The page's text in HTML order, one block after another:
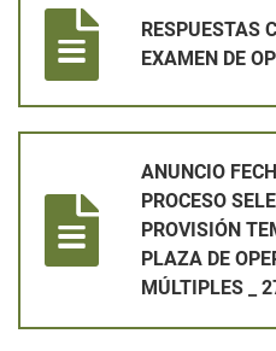
RESPUESTAS
EXAMEN DE
ANUNCIO
PROCESO
PROVISIÓN
PLAZA DE
MÚLTIPLES _